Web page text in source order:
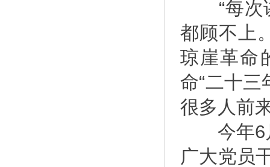
“每次讲
都顾不上
琼崖革命
命“二十
很多人前
今年6月
广大党员